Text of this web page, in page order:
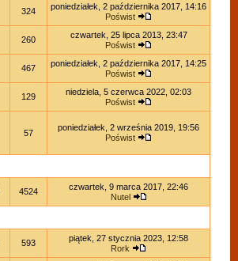
324
poniedziałek, 2 października 2017, 14:16
Poświst
260
czwartek, 25 lipca 2013, 23:47
Poświst
467
poniedziałek, 2 października 2017, 14:25
Poświst
129
niedziela, 5 czerwca 2022, 02:03
Poświst
57
poniedziałek, 2 września 2019, 19:56
Poświst
4524
czwartek, 9 marca 2017, 22:46
Nutel
593
piątek, 27 stycznia 2023, 12:58
Rork